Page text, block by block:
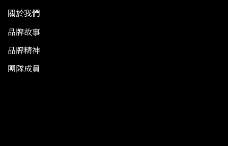
關於我們
品牌故事
品牌精神
團隊成員